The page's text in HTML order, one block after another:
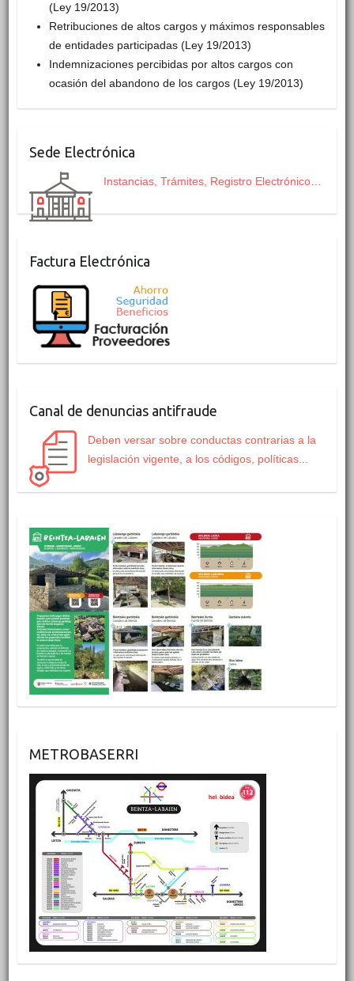
(Ley 19/2013)
Retribuciones de altos cargos y máximos responsables
de entidades participadas (Ley 19/2013)
Indemnizaciones percibidas por altos cargos con
ocasión del abandono de los cargos (Ley 19/2013)
Sede Electrónica
Instancias, Trámites, Registro Electrónico…
Factura Electrónica
Canal de denuncias antifraude
Deben versar sobre conductas contrarias a la
legislación vigente, a los códigos, políticas...
METROBASERRI